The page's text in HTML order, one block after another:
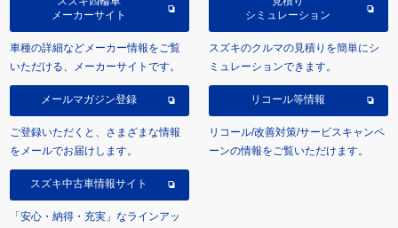
メーカーサイト
車種の詳細などメーカー情報をご覧
いただける、メーカーサイトです。
シミュレーション
スズキのクルマの見積りを簡単にシ
ミュレーションできます。
メールマガジン登録
ご登録いただくと、さまざまな情報
をメールでお届けします。
リコール等情報
リコール/改善対策/サービスキャンペ
ーンの情報をご覧いただけます。
スズキ中古車情報サイト
「安心・納得・充実」なラインアッ